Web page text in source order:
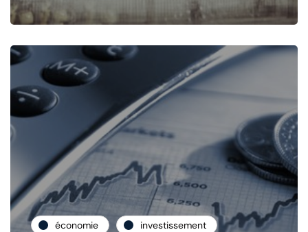
économie
investissement